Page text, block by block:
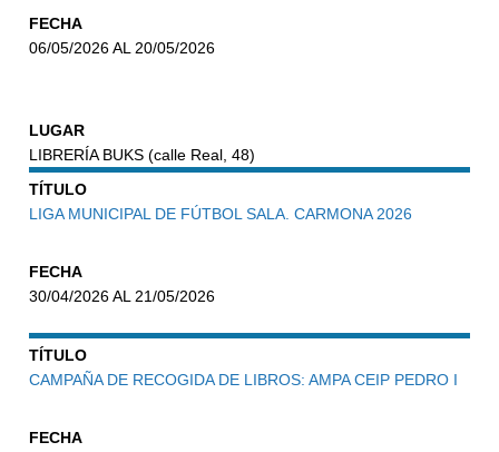
FECHA
06/05/2026 AL 20/05/2026
LUGAR
LIBRERÍA BUKS (calle Real, 48)
TÍTULO
LIGA MUNICIPAL DE FÚTBOL SALA. CARMONA 2026
FECHA
30/04/2026 AL 21/05/2026
TÍTULO
CAMPAÑA DE RECOGIDA DE LIBROS: AMPA CEIP PEDRO I
FECHA